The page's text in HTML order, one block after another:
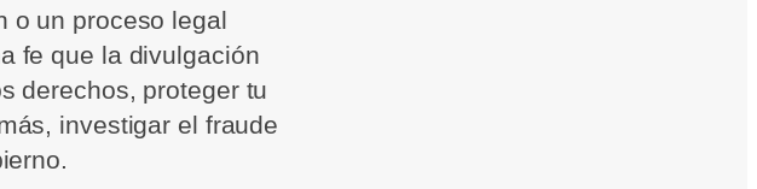
o un proceso legal
fe que la divulgación
derechos, proteger tu
investigar el fraude